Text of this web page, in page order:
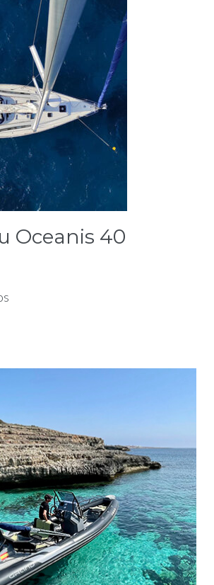
Oceanis 40